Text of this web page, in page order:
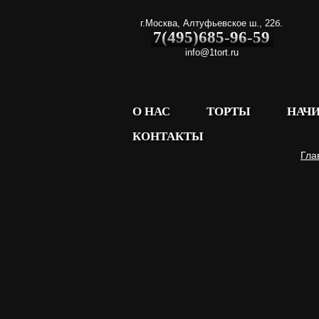
г.Москва, Алтуфьевское ш., 22б.
7(495)685-96-59
info@1tort.ru
О НАС ТОРТЫ
КОНТАКТЫ